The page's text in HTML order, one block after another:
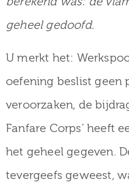
geheel gedoofd.
U merkt het:
oefening beslist geen
veroorzaken, de
Fanfare Corps’ heeft
het geheel gegeven.
tevergeefs geweest,